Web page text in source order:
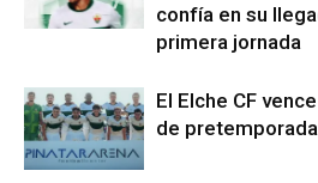
confía en su
primera jornada
El Elche CF
de